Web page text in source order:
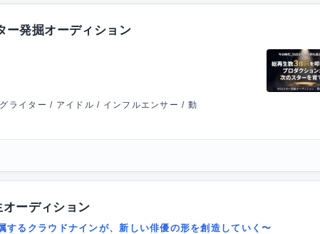
ー発掘オーディション
ライター / アイドル / インフルエンサー / 動
ーディション
るクラウドナインが、新しい俳優の形を創造していく〜